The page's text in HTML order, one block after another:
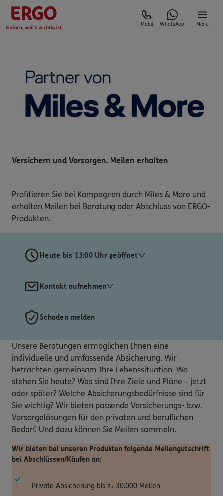
Mobil WhatsApp Menü
Versichern und Vorsorgen. Meilen erhalten
Profitieren Sie bei Kampagnen durch Miles & More und
erhalten Meilen bei Beratung oder Abschluss von ERGO-
Produkten.
Heute bis 13:00 Uhr geöffnet
Kontakt aufnehmen
Schaden melden
Unsere Beratungen ermöglichen Ihnen eine
individuelle und umfassende Absicherung. Wir
betrachten gemeinsam Ihre Lebenssituation. Wo
stehen Sie heute? Was sind Ihre Ziele und Pläne – jetzt
oder später? Welche Absicherungsbedürfnisse sind für
Sie wichtig? Wir bieten passende Versicherungs- bzw.
Vorsorgelösungen für den privaten und beruflichen
Bedarf. Und dazu können Sie Meilen sammeln.
Wir bieten bei unseren Produkten folgende Meilengutschrift
bei Abschlüssen/Käufen an:
Private Absicherung bis zu 30.000 Meilen